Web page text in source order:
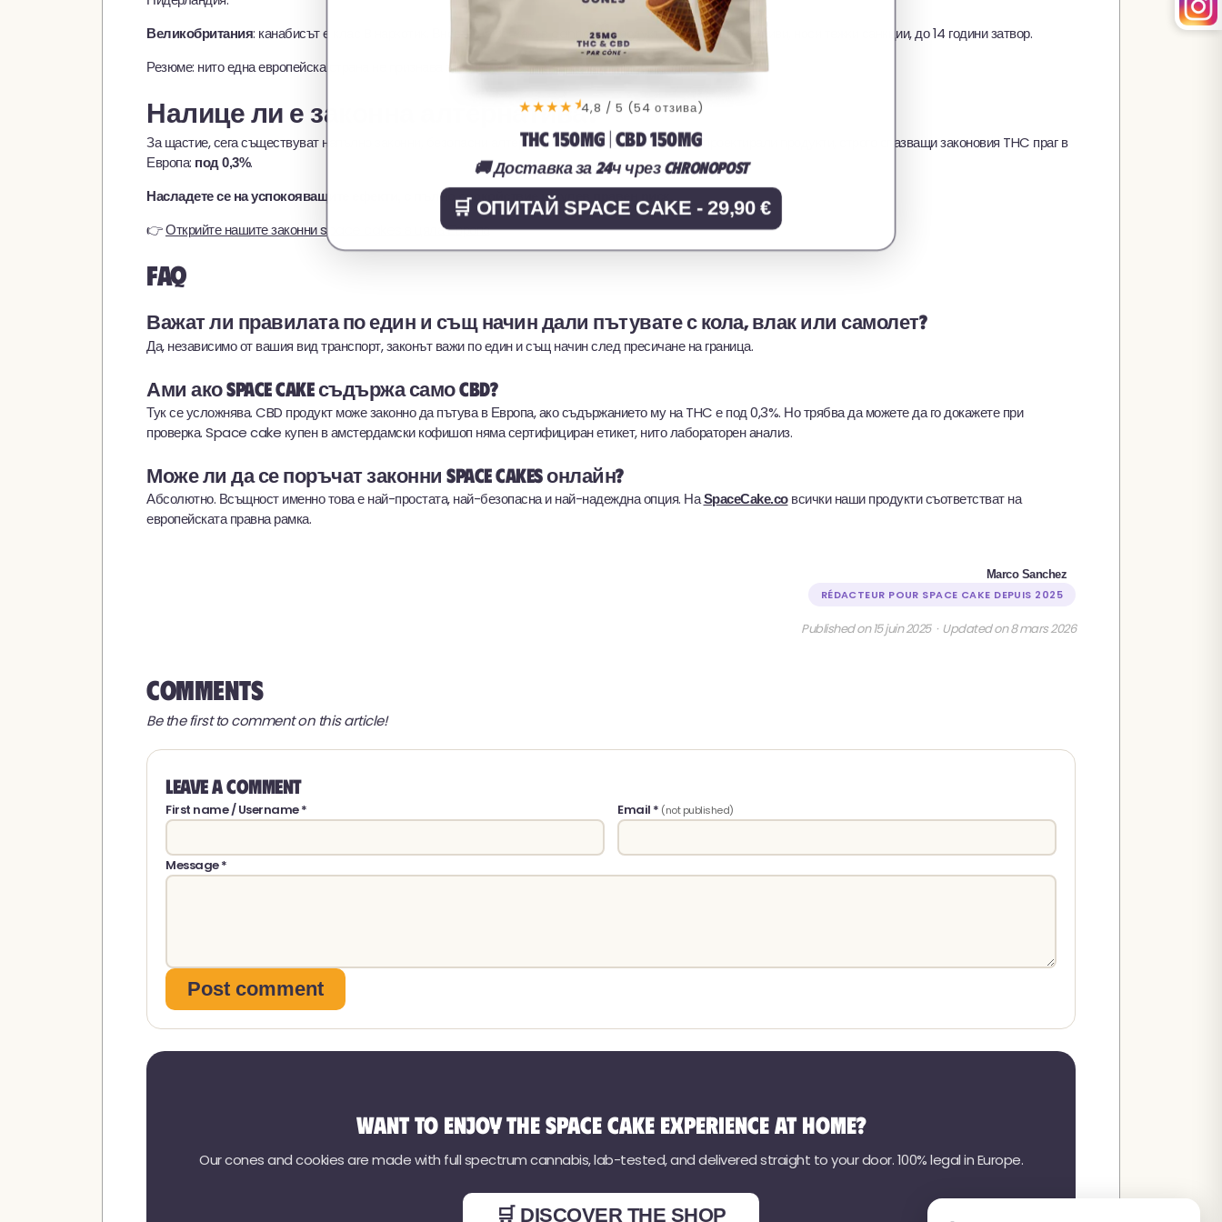
Великобритания: канабисът е клас B наркотик. Вносът на всякакъв cannabis продукт, включително ядливи, носи тежки санкции, до 14 години затвор.
Резюме: нито една европейска страна не признава законно вноса на канабис от Нидерландия.
Налице ли е законна алтернатива?
За щастие, сега съществуват напълно законни, безопасни алтернативи. НаSpaceCake.coсме проектирали продукти, строго спазващи законовия THC праг в
Европа: под 0,3%.
Насладете се на успокояващите ефекти, с пълно спокойствие и нулев правен риск.
👉Открийте нашите законни space cakes в цяла Европа
FAQ
Важат ли правилата по един и същ начин дали пътувате с кола, влак или самолет?
Да, независимо от вашия вид транспорт, законът важи по един и същ начин след пресичане на граница.
Ами ако space cake съдържа само CBD?
Тук се усложнява. CBD продукт може законно да пътува в Европа, ако съдържанието му на THC е под 0,3%. Но трябва да можете да го докажете при
проверка. Space cake купен в амстердамски кофишоп няма сертифициран етикет, нито лабораторен анализ.
Може ли да се поръчат законни space cakes онлайн?
Абсолютно. Всъщност именно това е най-простата, най-безопасна и най-надеждна опция. НаSpaceCake.coвсички наши продукти съответстват на
европейската правна рамка.
Marco Sanchez
RÉDACTEUR POUR SPACE CAKE DEPUIS 2025
Published on 15 juin 2025 · Updated on 8 mars 2026
Comments
Be the first to comment on this article!
Leave a comment
First name / Username * Email * (not published)
Message *
Post comment
Want to enjoy the Space Cake experience at home?
Our cones and cookies are made with full spectrum cannabis, lab-tested, and delivered straight to your door. 100% legal in Europe.
🛒 DISCOVER THE SHOP
★★★★★4,8 / 5 (54 отзива)
THC 150MG | CBD 150MG
🚚 Доставка за 24ч чрез Chronopost
🛒 ОПИТАЙ SPACE CAKE - 29,90 €